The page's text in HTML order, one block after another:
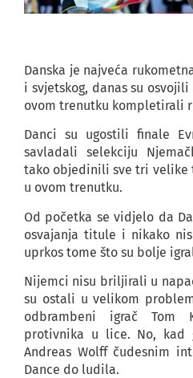
Danska je najveća
i svjetskog, danas su
ovom trenutku kompletirali
Danci su ugostili finale
savladali selekciju
tako objedinili sve tri velike
u ovom trenutku.
Od početka se vidjelo da
osvajanja titule i nikako
uprkos tome što su bolje
Nijemci nisu briljirali u
su ostali u velikom
odbrambeni igrač Tom
protivnika u lice. No, kad
Andreas Wolff čudesnim
Dance do ludila.